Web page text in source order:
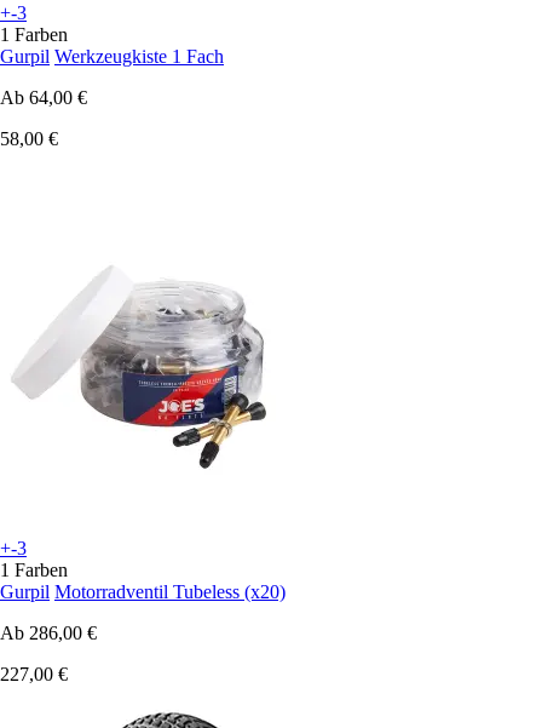
+-3
1 Farben
Gurpil Werkzeugkiste 1 Fach
Ab 64,00 €
58,00 €
+-3
1 Farben
Gurpil Motorradventil Tubeless (x20)
Ab 286,00 €
227,00 €